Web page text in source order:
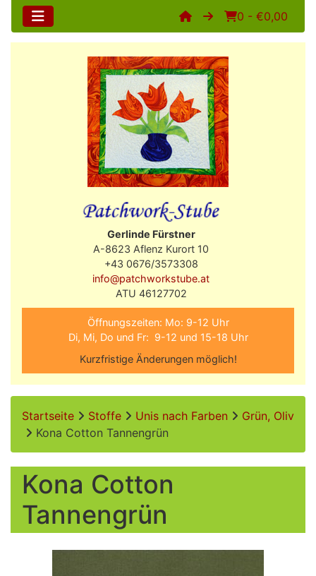
0 - €0,00
Gerlinde Fürstner
A-8623 Aflenz Kurort 10
+43 0676/3573308
info@patchworkstube.at
ATU 46127702
Öffnungszeiten: Mo: 9-12 Uhr
Di, Mi, Do und Fr: 9-12 und 15-18 Uhr
Kurzfristige Änderungen möglich!
Startseite Stoffe Unis nach Farben
Grün, Oliv
Kona Cotton Tannengrün
Kona Cotton
Tannengrün